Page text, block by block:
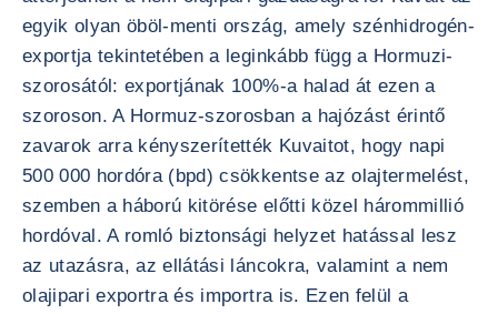
egyik olyan öböl-menti ország, amely szénhidrogén-
exportja tekintetében a leginkább függ a Hormuzi-
szorosától: exportjának 100%-a halad át ezen a
szoroson. A Hormuz-szorosban a hajózást érintő
zavarok arra kényszerítették Kuvaitot, hogy napi
500 000 hordóra (bpd) csökkentse az olajtermelést,
szemben a háború kitörése előtti közel hárommillió
hordóval. A romló biztonsági helyzet hatással lesz
az utazásra, az ellátási láncokra, valamint a nem
olajipari exportra és importra is. Ezen felül a